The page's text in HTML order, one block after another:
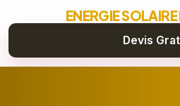
ENERGIE
Devis